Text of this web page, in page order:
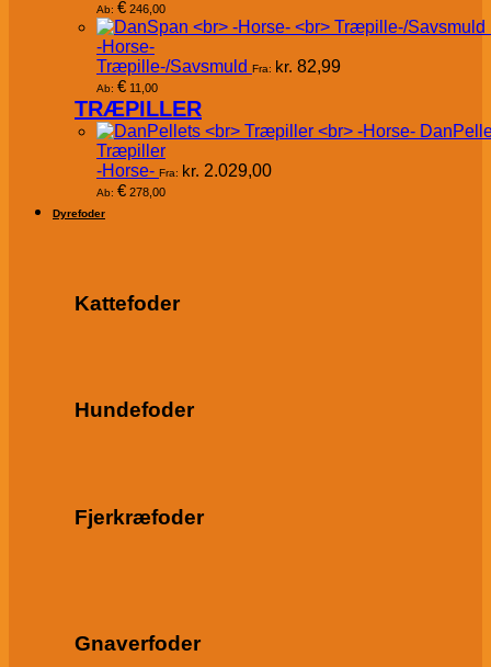
Ab: € 246,00
-Horse-
Træpille-/Savsmuld Fra: kr. 82,99
Ab: € 11,00
TRÆPILLER
Træpiller
-Horse- Fra: kr. 2.029,00
Ab: € 278,00
Dyrefoder
Kattefoder
Hundefoder
Fjerkræfoder
Gnaverfoder